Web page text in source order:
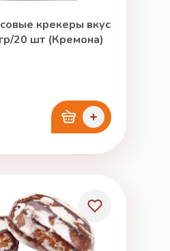
крекеры вкус
20 шт (Кремона)